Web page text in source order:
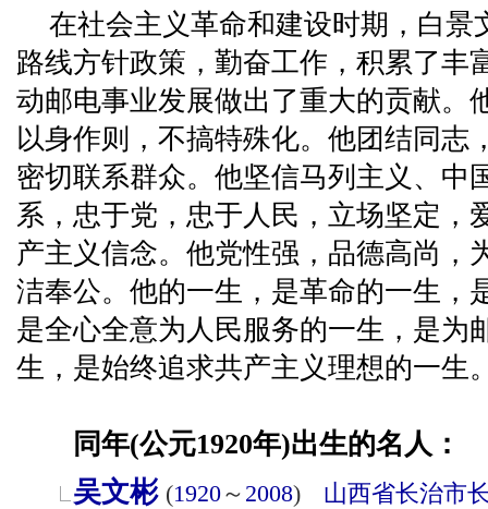
在社会主义革命和建设时期，白景
路线方针政策，勤奋工作，积累了丰
动邮电事业发展做出了重大的贡献。
以身作则，不搞特殊化。他团结同志
密切联系群众。他坚信马列主义、中
系，忠于党，忠于人民，立场坚定，
产主义信念。他党性强，品德高尚，
洁奉公。他的一生，是革命的一生，
是全心全意为人民服务的一生，是为
生，是始终追求共产主义理想的一生
同年(公元1920年)出生的名人：
吴文彬 (1920～ 2008) 山西省长治市